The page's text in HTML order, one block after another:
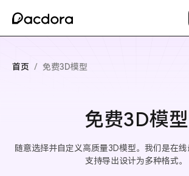
首页 / 免费3D模型
免费3D模型
随意选择并自定义高质量3D模型。我们是在线
支持导出设计为多种格式。